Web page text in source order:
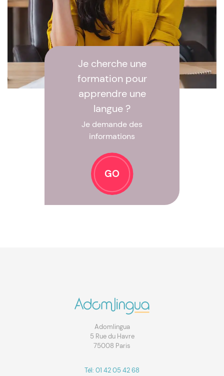
Je cherche une
formation pour
apprendre une
langue ?
Je demande des
informations
GO
Adomlingua
5 Rue du Havre
75008 Paris
Tél: 01 42 05 42 68